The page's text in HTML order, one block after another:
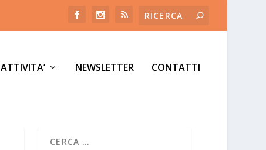
ATTIVITA’ NEWSLETTER CONTATTI